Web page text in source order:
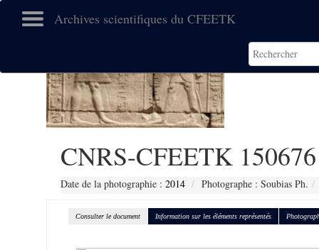
Archives scientifiques du CFEETK
CNRS-CFEETK 150676
Date de la photographie : 2014 Photographe : Soubias Ph.
Consulter le document Information sur les éléments représentés